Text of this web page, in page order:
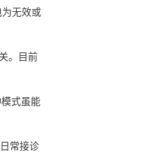
无效或
。目前
式虽能
常接诊